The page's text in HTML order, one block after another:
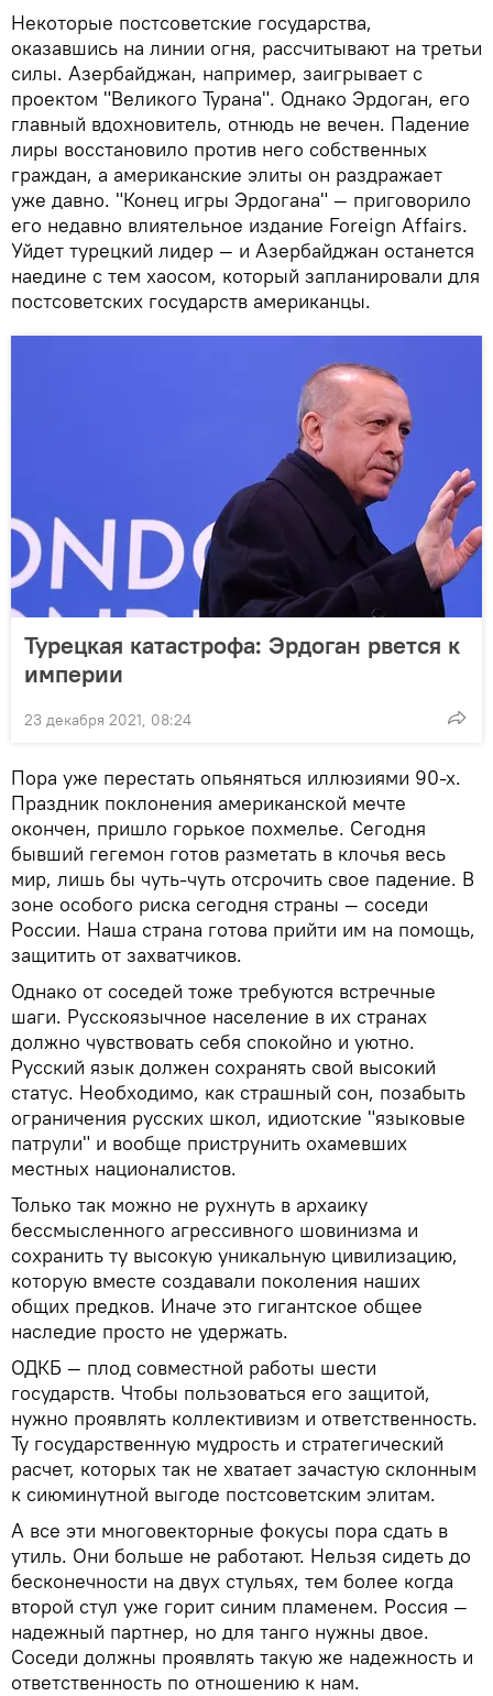
Некоторые постсоветские государства,
оказавшись на линии огня, рассчитывают на третьи
силы. Азербайджан, например, заигрывает с
проектом "Великого Турана". Однако Эрдоган, его
главный вдохновитель, отнюдь не вечен. Падение
лиры восстановило против него собственных
граждан, а американские элиты он раздражает
уже давно. "Конец игры Эрдогана" — приговорило
его недавно влиятельное издание Foreign Affairs.
Уйдет турецкий лидер — и Азербайджан останется
наедине с тем хаосом, который запланировали для
постсоветских государств американцы.
Турецкая катастрофа: Эрдоган рвется к
империи
23 декабря 2021, 08:24
Пора уже перестать опьяняться иллюзиями 90-х.
Праздник поклонения американской мечте
окончен, пришло горькое похмелье. Сегодня
бывший гегемон готов разметать в клочья весь
мир, лишь бы чуть-чуть отсрочить свое падение. В
зоне особого риска сегодня страны — соседи
России. Наша страна готова прийти им на помощь,
защитить от захватчиков.
Однако от соседей тоже требуются встречные
шаги. Русскоязычное население в их странах
должно чувствовать себя спокойно и уютно.
Русский язык должен сохранять свой высокий
статус. Необходимо, как страшный сон, позабыть
ограничения русских школ, идиотские "языковые
патрули" и вообще приструнить охамевших
местных националистов.
Только так можно не рухнуть в архаику
бессмысленного агрессивного шовинизма и
сохранить ту высокую уникальную цивилизацию,
которую вместе создавали поколения наших
общих предков. Иначе это гигантское общее
наследие просто не удержать.
ОДКБ — плод совместной работы шести
государств. Чтобы пользоваться его защитой,
нужно проявлять коллективизм и ответственность.
Ту государственную мудрость и стратегический
расчет, которых так не хватает зачастую склонным
к сиюминутной выгоде постсоветским элитам.
А все эти многовекторные фокусы пора сдать в
утиль. Они больше не работают. Нельзя сидеть до
бесконечности на двух стульях, тем более когда
второй стул уже горит синим пламенем. Россия —
надежный партнер, но для танго нужны двое.
Соседи должны проявлять такую же надежность и
ответственность по отношению к нам.